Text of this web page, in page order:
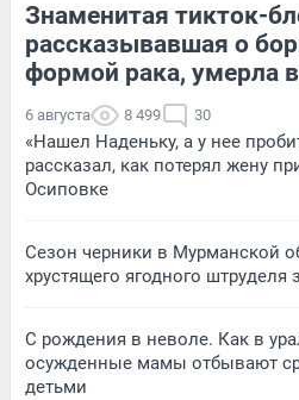
Знаменитая тикток-
рассказывавшая о
формой рака, умерла
6 августа 8 499 30
«Нашел Наденьку, а у нее
рассказал, как потерял жену
Осиповке
Сезон черники в Мурманской
хрустящего ягодного штруделя
С рождения в неволе. Как в
осужденные мамы отбывают
детьми